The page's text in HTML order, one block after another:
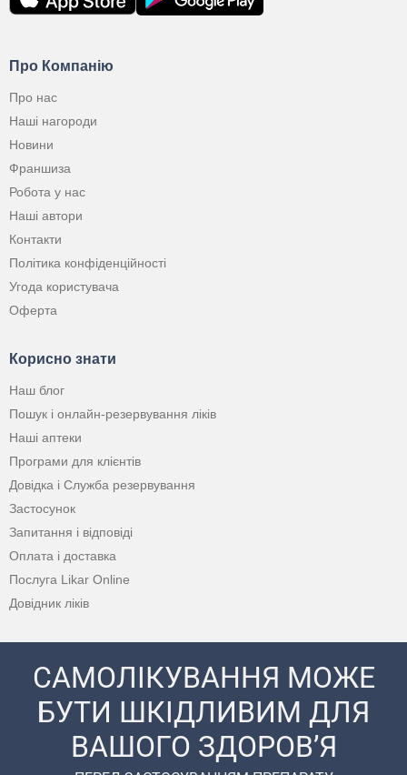
Про Компанію
Про нас
Наші нагороди
Новини
Франшиза
Робота у нас
Наші автори
Контакти
Політика конфіденційності
Угода користувача
Оферта
Корисно знати
Наш блог
Пошук і онлайн-резервування ліків
Наші аптеки
Програми для клієнтів
Довідка і Служба резервування
Застосунок
Запитання і відповіді
Оплата і доставка
Послуга Likar Online
Довідник ліків
САМОЛІКУВАННЯ МОЖЕ
БУТИ ШКІДЛИВИМ ДЛЯ
ВАШОГО ЗДОРОВ’Я